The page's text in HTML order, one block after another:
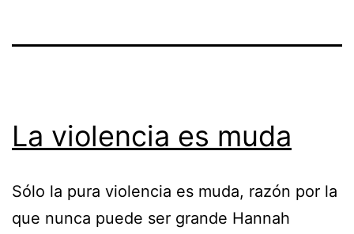
La violencia es muda
Sólo la pura violencia es muda, razón por la
que nunca puede ser grande Hannah